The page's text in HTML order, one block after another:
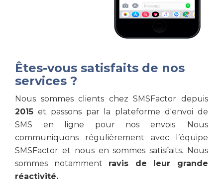
Êtes-vous satisfaits de nos
services ?
Nous sommes clients chez SMSFactor depuis
2015 et passons par la plateforme d'envoi de
SMS en ligne pour nos envois. Nous
communiquons régulièrement avec l’équipe
SMSFactor et nous en sommes satisfaits. Nous
sommes notamment ravis de leur grande
réactivité.